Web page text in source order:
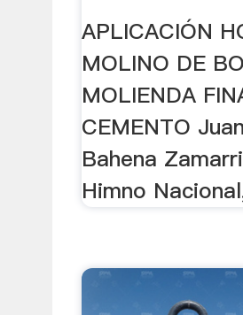
EN LA .
APLICACIÓN
MOLINO DE
MOLIENDA
CEMENTO
Bahena
Himno